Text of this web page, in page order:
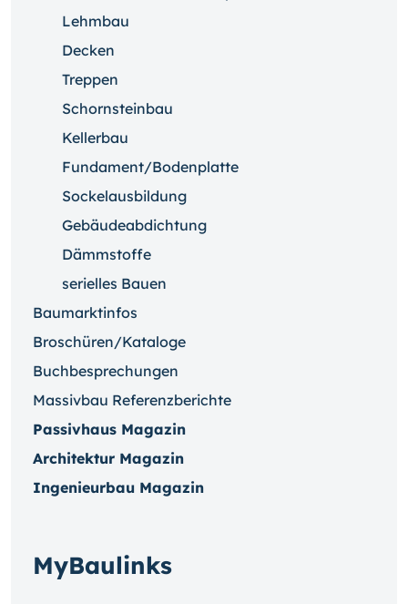
Lehmbau
Decken
Treppen
Schornsteinbau
Kellerbau
Fundament/Bodenplatte
Sockelausbildung
Gebäudeabdichtung
Dämmstoffe
serielles Bauen
Baumarktinfos
Broschüren/Kataloge
Buchbesprechungen
Massivbau Referenzberichte
Passivhaus Magazin
Architektur Magazin
Ingenieurbau Magazin
MyBaulinks